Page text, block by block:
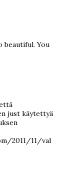
beautiful. You
just käytettyä
2011/11/val